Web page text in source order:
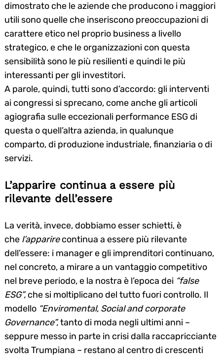
dimostrato che le aziende che producono i maggiori
utili sono quelle che inseriscono preoccupazioni di
carattere etico nel proprio business a livello
strategico, e che le organizzazioni con questa
sensibilità sono le più resilienti e quindi le più
interessanti per gli investitori.
A parole, quindi, tutti sono d’accordo: gli interventi
ai congressi si sprecano, come anche gli articoli
agiografia sulle eccezionali performance ESG di
questa o quell’altra azienda, in qualunque
comparto, di produzione industriale, finanziaria o di
servizi.
L’apparire continua a essere più
rilevante dell’essere
La verità, invece, dobbiamo esser schietti, è
che l’apparirecontinua a essere più rilevante
dell’essere: i manager e gli imprenditori continuano,
nel concreto, a mirare a un vantaggio competitivo
nel breve periodo, e la nostra è l’epoca dei “false
ESG”,che si moltiplicano del tutto fuori controllo. Il
modello “Enviromental, Social and corporate
Governance”,tanto di moda negli ultimi anni –
seppure messo in parte in crisi dalla raccapricciante
svolta Trumpiana – restano al centro di crescenti